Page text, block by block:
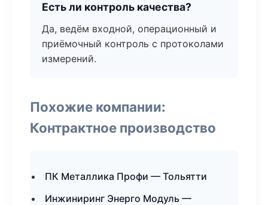
Есть ли контроль качества?
Да, ведём входной, операционный и
приёмочный контроль с протоколами
измерений.
Похожие компании:
Контрактное производство
ПК Металлика Профи — Тольятти
Инжиниринг Энерго Модуль —